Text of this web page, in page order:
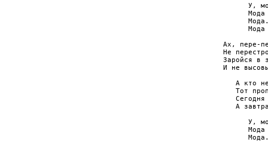
У,
Мода
Мода
Ах, пере-
Не
Заройся в
И не
А кто
Тот
Сегодня
А
У,
Мода